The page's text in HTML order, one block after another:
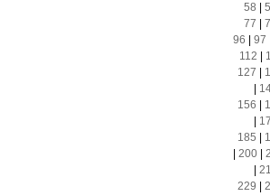
58
77
96
97
112
127
156
185
200|
229